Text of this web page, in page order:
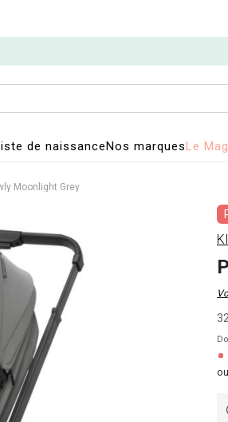
de naissanceNos marquesLe Mag
Moonlight Grey
ou